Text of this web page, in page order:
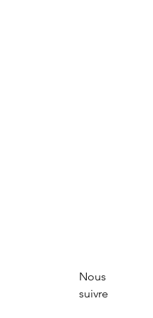
Nous
suivre